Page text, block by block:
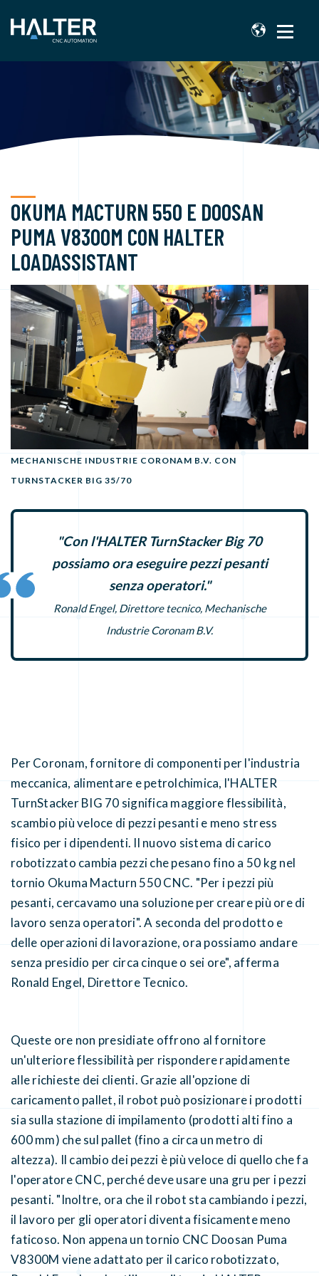
OKUMA MACTURN 550 E DOOSAN
PUMA V8300M CON HALTER
LOADASSISTANT
MECHANISCHE INDUSTRIE CORONAM B.V. CON
TURNSTACKER BIG 35/70
"Con l'HALTER TurnStacker Big 70
possiamo ora eseguire pezzi pesanti
senza operatori."
Ronald Engel, Direttore tecnico, Mechanische
Industrie Coronam B.V.
Per Coronam, fornitore di componenti per l'industria
meccanica, alimentare e petrolchimica, l'HALTER
TurnStacker BIG 70 significa maggiore flessibilità,
scambio più veloce di pezzi pesanti e meno stress
fisico per i dipendenti. Il nuovo sistema di carico
robotizzato cambia pezzi che pesano fino a 50 kg nel
tornio Okuma Macturn 550 CNC. "Per i pezzi più
pesanti, cercavamo una soluzione per creare più ore di
lavoro senza operatori". A seconda del prodotto e
delle operazioni di lavorazione, ora possiamo andare
senza presidio per circa cinque o sei ore", afferma
Ronald Engel, Direttore Tecnico.
Queste ore non presidiate offrono al fornitore
un'ulteriore flessibilità per rispondere rapidamente
alle richieste dei clienti. Grazie all'opzione di
caricamento pallet, il robot può posizionare i prodotti
sia sulla stazione di impilamento (prodotti alti fino a
600 mm) che sul pallet (fino a circa un metro di
altezza). Il cambio dei pezzi è più veloce di quello che fa
l'operatore CNC, perché deve usare una gru per i pezzi
pesanti. "Inoltre, ora che il robot sta cambiando i pezzi,
il lavoro per gli operatori diventa fisicamente meno
faticoso. Non appena un tornio CNC Doosan Puma
V8300M viene adattato per il carico robotizzato,